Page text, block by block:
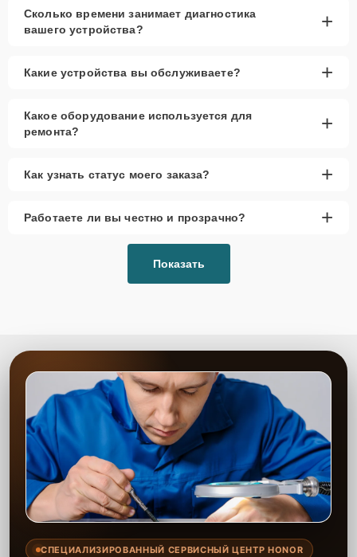
сервиса
Доставка и выезд
– для удобства клиентов.
ультрабуках, предлагая быстрые и надёжные решения. Мы
используем оригинальные комплектующие или проверенные
ремонта. Гарантия на все выполненные работы позволяет
Сколько времени занимает диагностика
вашего устройства?
+
Какие устройства вы обслуживаете? +
Какое оборудование используется для
ремонта?
+
Как узнать статус моего заказа? +
Работаете ли вы честно и прозрачно? +
Показать
СПЕЦИАЛИЗИРОВАННЫЙ СЕРВИСНЫЙ ЦЕНТР HONOR